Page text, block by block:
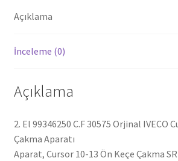
Açıklama
İnceleme (0)
Açıklama
2. El 99346250 C.F 30575 Orjinal IVECO
Çakma Aparatı
Aparat, Cursor 10-13 Ön Keçe Çakma